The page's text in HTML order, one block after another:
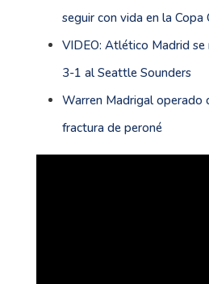
seguir con vida en la Copa
VIDEO: Atlético Madrid se
3-1 al Seattle Sounders
Warren Madrigal operado
fractura de peroné